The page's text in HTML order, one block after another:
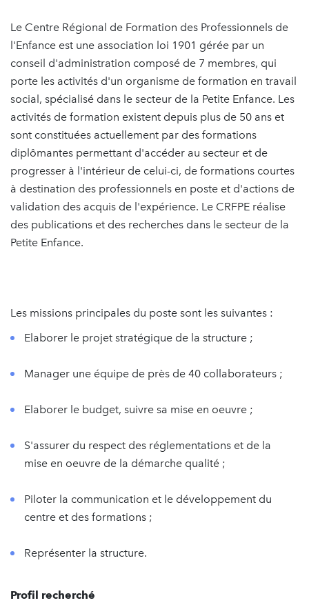
Le Centre Régional de Formation des Professionnels de
l'Enfance est une association loi 1901 gérée par un
conseil d'administration composé de 7 membres, qui
porte les activités d'un organisme de formation en travail
social, spécialisé dans le secteur de la Petite Enfance. Les
activités de formation existent depuis plus de 50 ans et
sont constituées actuellement par des formations
diplômantes permettant d'accéder au secteur et de
progresser à l'intérieur de celui-ci, de formations courtes
à destination des professionnels en poste et d'actions de
validation des acquis de l'expérience. Le CRFPE réalise
des publications et des recherches dans le secteur de la
Petite Enfance.
Les missions principales du poste sont les suivantes :
Elaborer le projet stratégique de la structure ;
Manager une équipe de près de 40 collaborateurs ;
Elaborer le budget, suivre sa mise en oeuvre ;
S'assurer du respect des réglementations et de la
mise en oeuvre de la démarche qualité ;
Piloter la communication et le développement du
centre et des formations ;
Représenter la structure.
Profil recherché